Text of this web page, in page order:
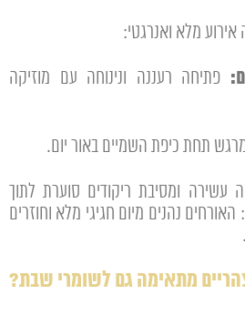
אירוע מלא ואנרגטי:
פתיחה רעננה ונינוחה עם מוזיקה
תחת כיפת השמיים באור יום.
עשירה ומסיבת ריקודים סוערת לתוך
נהנים מיום חגיגי מלא וחוזרים